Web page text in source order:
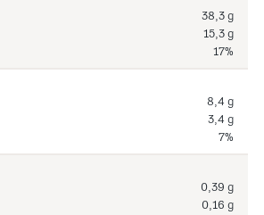
38,3 g
15,3 g
17%
8,4 g
3,4 g
7%
0,39 g
0,16 g